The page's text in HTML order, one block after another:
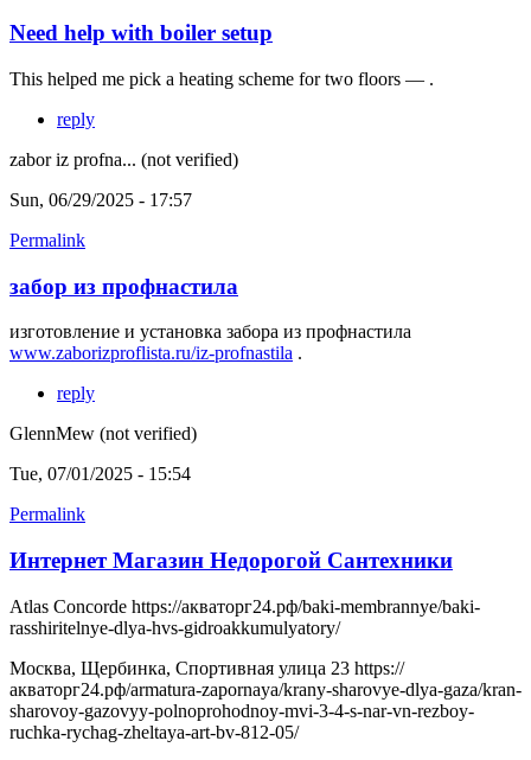
Need help with boiler setup
This helped me pick a heating scheme for two floors — .
reply
zabor iz profna... (not verified)
Sun, 06/29/2025 - 17:57
Permalink
забор из профнастила
изготовление и установка забора из профнастила
www.zaborizproflista.ru/iz-profnastila .
reply
GlennMew (not verified)
Tue, 07/01/2025 - 15:54
Permalink
Интернет Магазин Недорогой Сантехники
Atlas Concorde https://акваторг24.рф/baki-membrannye/baki-
rasshiritelnye-dlya-hvs-gidroakkumulyatory/
Москва, Щербинка, Спортивная улица 23 https://
акваторг24.рф/armatura-zapornaya/krany-sharovye-dlya-gaza/kran-
sharovoy-gazovyy-polnoprohodnoy-mvi-3-4-s-nar-vn-rezboy-
ruchka-rychag-zheltaya-art-bv-812-05/